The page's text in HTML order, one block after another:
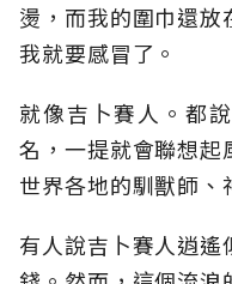
燙，而我的圍巾還放
我就要感冒了。
就像吉卜賽人。都
名，一提就會聯想
世界各地的馴獸師、
有人說吉卜賽人逍